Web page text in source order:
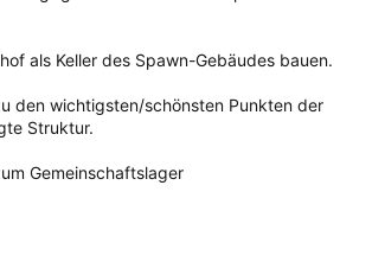
als Keller des Spawn-Gebäudes bauen.
den wichtigsten/schönsten Punkten der
Struktur.
Gemeinschaftslager